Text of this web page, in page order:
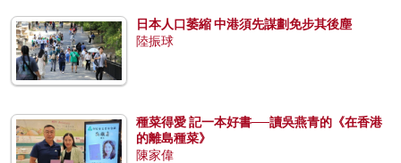
日本人口萎縮 中港須先謀劃免步其後塵
陸振球
種菜得愛 記一本好書──讀吳燕青的《在香港
的離島種菜》
陳家偉